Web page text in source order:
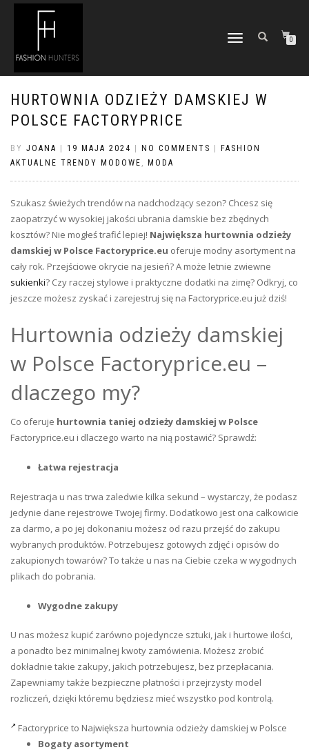
TOGGLE
0
HURTOWNIA ODZIEŻY DAMSKIEJ W
POLSCE FACTORYPRICE
BY JOANA 19 MAJA 2024 NO COMMENTS
FASHION
AKTUALNE TRENDY MODOWE , MODA
Szukasz świeżych trendów na nadchodzący sezon? Chcesz się
zaopatrzyć w wysokiej jakości ubrania damskie bez zbędnych
kosztów? Nie mogłeś trafić lepiej! Największa hurtownia odzieży
damskiej w Polsce Factoryprice.eu oferuje modny asortyment na
cały rok. Przejściowe okrycie na jesień? A może letnie zwiewne
sukienki? Czy raczej stylowe i praktyczne dodatki na zimę? Odkryj, co
jeszcze możesz zyskać i zarejestruj się na Factoryprice.eu już dziś!
Hurtownia odzieży damskiej
w Polsce Factoryprice.eu –
dlaczego my?
Co oferuje hurtownia taniej odzieży damskiej w Polsce
Factoryprice.eu i dlaczego warto na nią postawić? Sprawdź:
Łatwa rejestracja
Rejestracja u nas trwa zaledwie kilka sekund – wystarczy, że podasz
jedynie dane rejestrowe Twojej firmy. Dodatkowo jest ona całkowicie
za darmo, a po jej dokonaniu możesz od razu przejść do zakupu
wybranych produktów. Potrzebujesz gotowych zdjęć i opisów do
zakupionych towarów? To także u nas na Ciebie czeka w wygodnych
plikach do pobrania.
Wygodne zakupy
U nas możesz kupić zarówno pojedyncze sztuki, jak i hurtowe ilości,
a ponadto bez minimalnej kwoty zamówienia. Możesz zrobić
dokładnie takie zakupy, jakich potrzebujesz, bez przepłacania.
Zapewniamy także bezpieczne płatności i przejrzysty model
rozliczeń, dzięki któremu będziesz mieć wszystko pod kontrolą.
Factoryprice to Największa hurtownia odzieży damskiej w Polsce
Bogaty asortyment